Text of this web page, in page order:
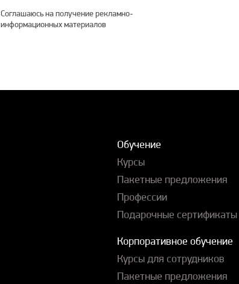
Соглашаюсь на получение рекламно-
информационных материалов
Обучение
Курсы
Пакетные предложения
Профессии
Подарочные сертификаты
Корпоративное обучение
Курсы для сотрудников
Пакетные предложения